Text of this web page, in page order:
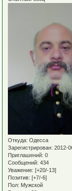
Откуда: Одесса
Зарегистрирован: 2012-
Приглашений: 0
Сообщений: 434
Уважение: [+20/-13]
Позитив: [+7/-6]
Пол: Мужской